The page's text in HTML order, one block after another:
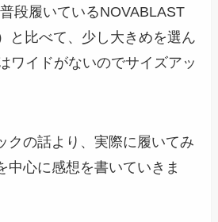
段履いているNOVABLAST
と比べて、少し大きめを選ん
ワイドがないのでサイズアッ
クの話より、実際に履いてみ
中心に感想を書いていきま